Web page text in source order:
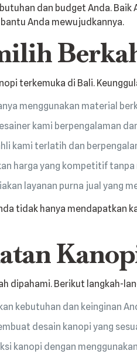
dan budget Anda.
Anda mewujudkannya.
terkemuka di Bali.
menggunakan material
kami berpengalaman
kami terlatih dan
harga yang kompetitif
layanan purna jual yang
tidak hanya
dipahami. Berikut langkah-
kebutuhan dan keinginan
desain kanopi yang
kanopi dengan